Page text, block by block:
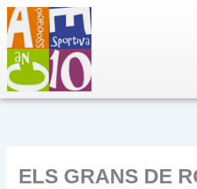
al
contenido
ELS GRANS DE